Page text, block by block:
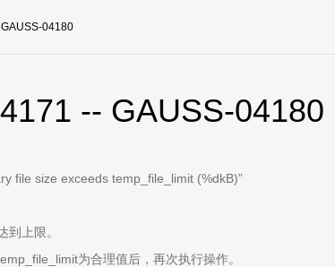
04180
-- GAUSS-04180
file size exceeds temp_file_limit (%dkB)”
到上限。
为合理值后，再次执行操作。